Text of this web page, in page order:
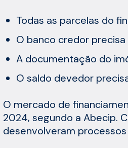
Todas as parcelas do
O banco credor
A documentação do
O saldo devedor
O mercado de
2024, segundo a Abecip.
desenvolveram